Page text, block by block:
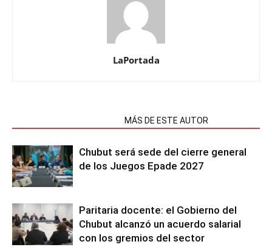
LaPortada
MÁS DE ESTE AUTOR
Chubut será sede del cierre general
de los Juegos Epade 2027
Paritaria docente: el Gobierno del
Chubut alcanzó un acuerdo salarial
con los gremios del sector